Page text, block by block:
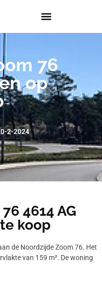
76
op
2-2024
4614 AG
koop
de Noordzijde Zoom 76. Het
van 159 m². De woning